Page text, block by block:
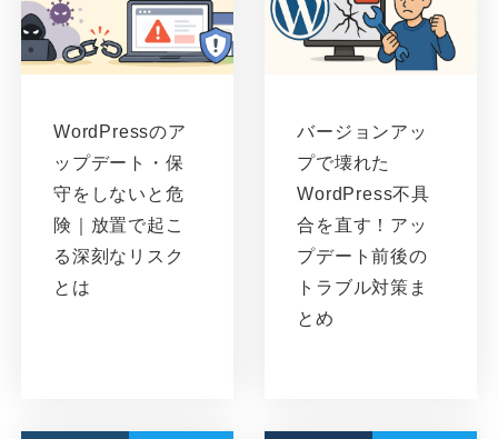
WordPressのア
ップデート・保
守をしないと危
険｜放置で起こ
る深刻なリスク
とは
バージョンアッ
プで壊れた
WordPress不具
合を直す！アッ
プデート前後の
トラブル対策ま
とめ